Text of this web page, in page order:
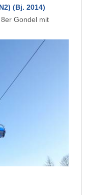
(Bj. 2014)
Gondel mit